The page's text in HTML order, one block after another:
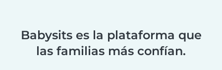
Babysits es la plataforma que
las familias más confían.